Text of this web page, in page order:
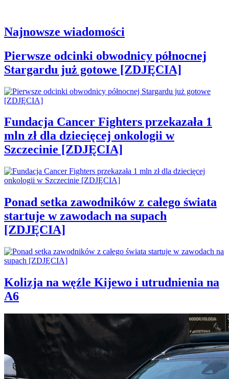
Najnowsze wiadomości
Pierwsze odcinki obwodnicy północnej
Stargardu już gotowe [ZDJĘCIA]
Fundacja Cancer Fighters przekazała 1
mln zł dla dziecięcej onkologii w
Szczecinie [ZDJĘCIA]
Ponad setka zawodników z całego świata
startuje w zawodach na supach
[ZDJĘCIA]
Kolizja na węźle Kijewo i utrudnienia na
A6